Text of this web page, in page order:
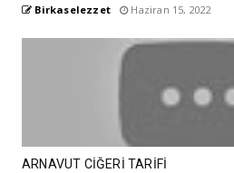
Birkaselezzet Haziran 15, 2022
ARNAVUT CİĞERİ TARİFİ